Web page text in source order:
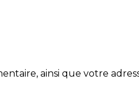
ainsi que votre